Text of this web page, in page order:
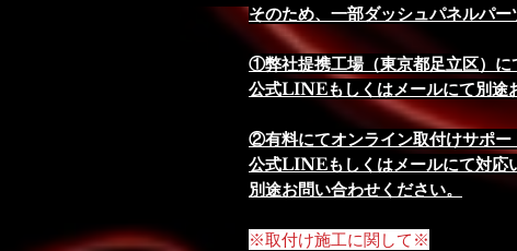
そのため、一部ダッシュパネルパー
①弊社提携工場（東京都足立区）に
公式LINEもしくはメールにて別途
②有料にてオンライン取付けサポー
公式LINEもしくはメールにて対応
別途お問い合わせください。
※取付け施工に関して※